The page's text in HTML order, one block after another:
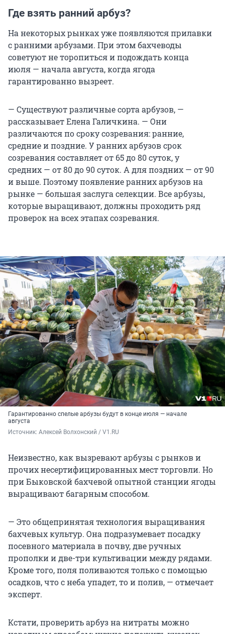
Где взять ранний арбуз?
На некоторых рынках уже появляются прилавки
с ранними арбузами. При этом бахчеводы
советуют не торопиться и подождать конца
июля — начала августа, когда ягода
гарантированно вызреет.
— Существуют различные сорта арбузов, —
рассказывает Елена Галичкина. — Они
различаются по сроку созревания: ранние,
средние и поздние. У ранних арбузов срок
созревания составляет от 65 до 80 суток, у
средних — от 80 до 90 суток. А для поздних — от 90
и выше. Поэтому появление ранних арбузов на
рынке — большая заслуга селекции. Все арбузы,
которые выращивают, должны проходить ряд
проверок на всех этапах созревания.
Гарантированно спелые арбузы будут в конце июля — начале
августа
Источник: Алексей Волхонский / V1.RU
Неизвестно, как вызревают арбузы с рынков и
прочих несертифицированных мест торговли. Но
при Быковской бахчевой опытной станции ягоды
выращивают багарным способом.
— Это общепринятая технология выращивания
бахчевых культур. Она подразумевает посадку
посевного материала в почву, две ручных
прополки и две-три культивации между рядами.
Кроме того, поля поливаются только с помощью
осадков, что с неба упадет, то и полив, — отмечает
эксперт.
Кстати, проверить арбуз на нитраты можно